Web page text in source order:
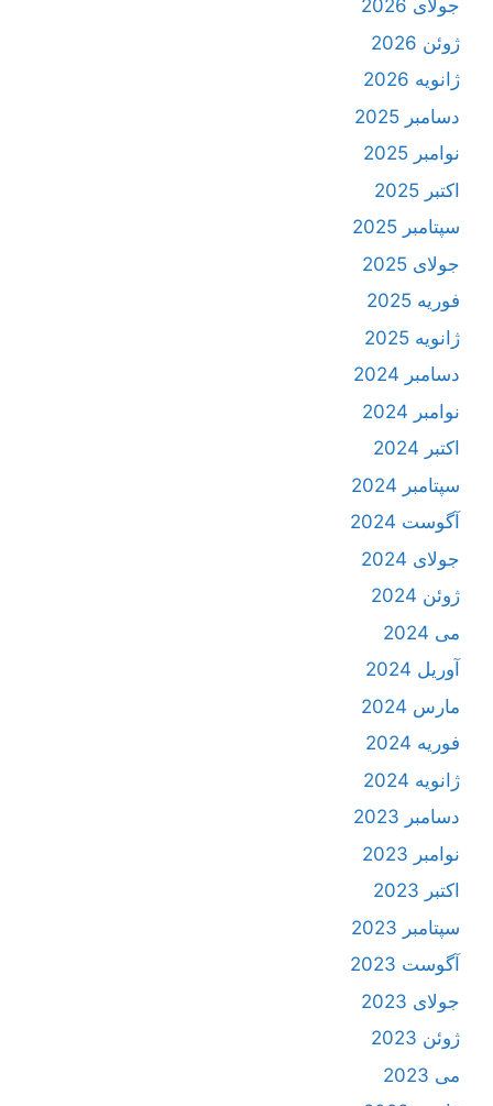
جولای 2026
ژوئن 2026
ژانویه 2026
دسامبر 2025
نوامبر 2025
اکتبر 2025
سپتامبر 2025
جولای 2025
فوریه 2025
ژانویه 2025
دسامبر 2024
نوامبر 2024
اکتبر 2024
سپتامبر 2024
آگوست 2024
جولای 2024
ژوئن 2024
می 2024
آوریل 2024
مارس 2024
فوریه 2024
ژانویه 2024
دسامبر 2023
نوامبر 2023
اکتبر 2023
سپتامبر 2023
آگوست 2023
جولای 2023
ژوئن 2023
می 2023